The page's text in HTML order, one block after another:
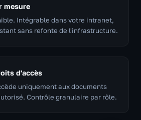
mesure
Intégrable dans votre intranet,
sans refonte de l'infrastructure.
d'accès
uniquement aux documents
Contrôle granulaire par rôle.